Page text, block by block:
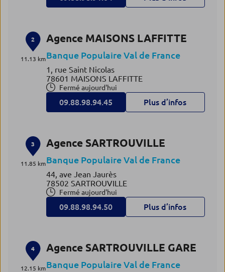
2
11.13 km
Agence MAISONS LAFFITTE
Banque Populaire Val de France
1, rue Saint Nicolas
78601 MAISONS LAFFITTE
Fermé aujourd'hui
09.88.98.94.45 Plus d’infos
3
11.85 km
Agence SARTROUVILLE
Banque Populaire Val de France
44, ave Jean Jaurès
78502 SARTROUVILLE
Fermé aujourd'hui
09.88.98.94.50 Plus d’infos
4
12.15 km
Agence SARTROUVILLE GARE
Banque Populaire Val de France